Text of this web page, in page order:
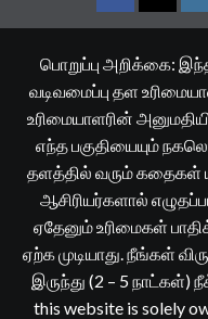
FacebookTwitter
பொறுப்பு அறிக்கை:
வடிவமைப்பு தள
உரிமையாளரின்
எந்த பகுதியையும்
தளத்தில் வரும் கதைகள்
ஆசிரியர்களால்
ஏதேனும் உரிமைகள்
ஏற்க முடியாது. நீங்கள்
இருந்து (2 – 5 நாட்கள்)
this website is solely